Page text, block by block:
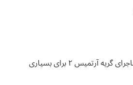
به همین دلیل، شنیدن ماجرای گریه آرتمیس ۲ برای بسیاری